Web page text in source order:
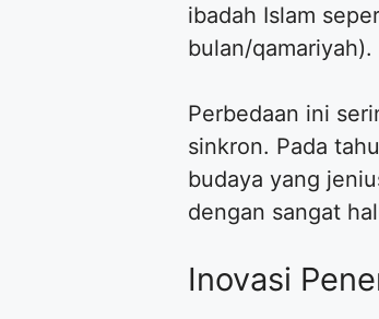
ibadah Islam
bulan/qamariyah).
Perbedaan ini
sinkron. Pada
budaya yang
dengan sangat
Inovasi